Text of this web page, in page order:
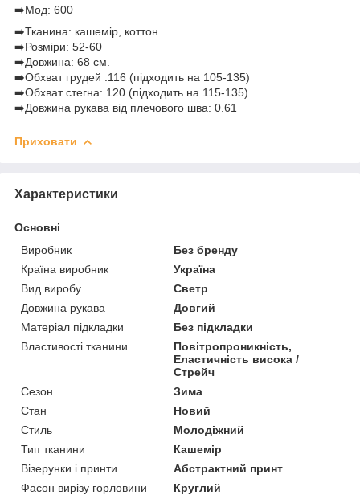
➡️Мод: 600
➡️Тканина: кашемір, коттон
➡️Розміри: 52-60
➡️Довжина: 68 см.
➡️Обхват грудей :116 (підходить на 105-135)
➡️Обхват стегна: 120 (підходить на 115-135)
➡️Довжина рукава від плечового шва: 0.61
Приховати
Характеристики
Основні
Виробник
Без бренду
Країна виробник
Україна
Вид виробу
Светр
Довжина рукава
Довгий
Матеріал підкладки
Без підкладки
Властивості тканини
Повітропроникність,
Еластичність висока /
Стрейч
Сезон
Зима
Стан
Новий
Стиль
Молодіжний
Тип тканини
Кашемір
Візерунки і принти
Абстрактний принт
Фасон вирізу горловини
Круглий